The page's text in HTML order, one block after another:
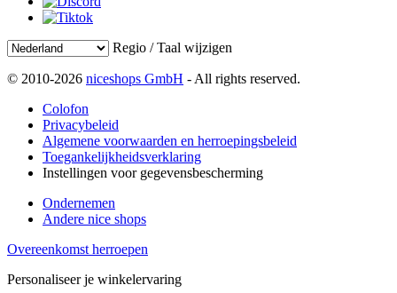
Regio / Taal wijzigen
© 2010-2026 niceshops GmbH - All rights reserved.
Colofon
Privacybeleid
Algemene voorwaarden en herroepingsbeleid
Toegankelijkheidsverklaring
Instellingen voor gegevensbescherming
Ondernemen
Andere nice shops
Overeenkomst herroepen
Personaliseer je winkelervaring